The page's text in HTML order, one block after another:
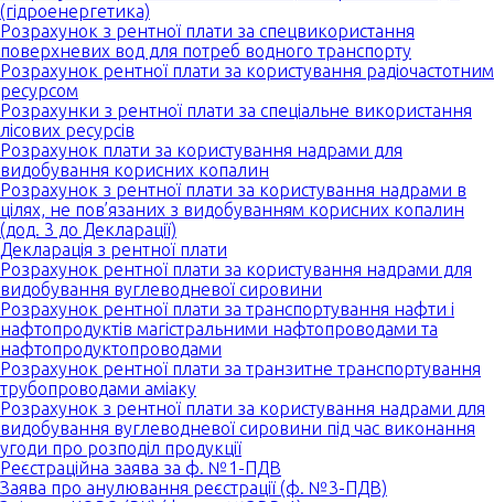
(гідроенергетика)
Розрахунок з рентної плати за спецвикористання
поверхневих вод для потреб водного транспорту
Розрахунок рентної плати за користування радіочастотним
ресурсом
Розрахунки з рентної плати за спеціальне використання
лісових ресурсів
Розрахунок плати за користування надрами для
видобування корисних копалин
Розрахунок з рентної плати за користування надрами в
цілях, не пов’язаних з видобуванням корисних копалин
(дод. 3 до Декларації)
Декларація з рентної плати
Розрахунок рентної плати за користування надрами для
видобування вуглеводневої сировини
Розрахунок рентної плати за транспортування нафти і
нафтопродуктів магістральними нафтопроводами та
нафтопродуктопроводами
Розрахунок рентної плати за транзитне транспортування
трубопроводами аміаку
Розрахунок з рентної плати за користування надрами для
видобування вуглеводневої сировини під час виконання
угоди про розподіл продукції
Реєстраційна заява за ф. №1-ПДВ
Заява про анулювання реєстрації (ф. №3-ПДВ)